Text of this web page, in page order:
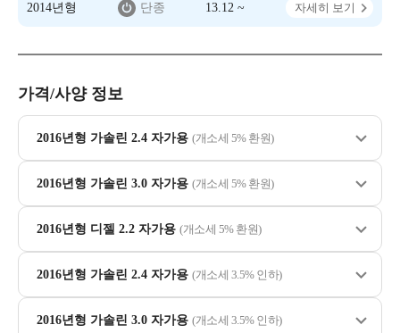
2014년형
단종 13.12 ~ 자세히 보기
가격/사양 정보
2016년형 가솔린 2.4 자가용 (개소세 5% 환원)
2016년형 가솔린 3.0 자가용 (개소세 5% 환원)
2016년형 디젤 2.2 자가용 (개소세 5% 환원)
2016년형 가솔린 2.4 자가용 (개소세 3.5% 인하)
2016년형 가솔린 3.0 자가용 (개소세 3.5% 인하)